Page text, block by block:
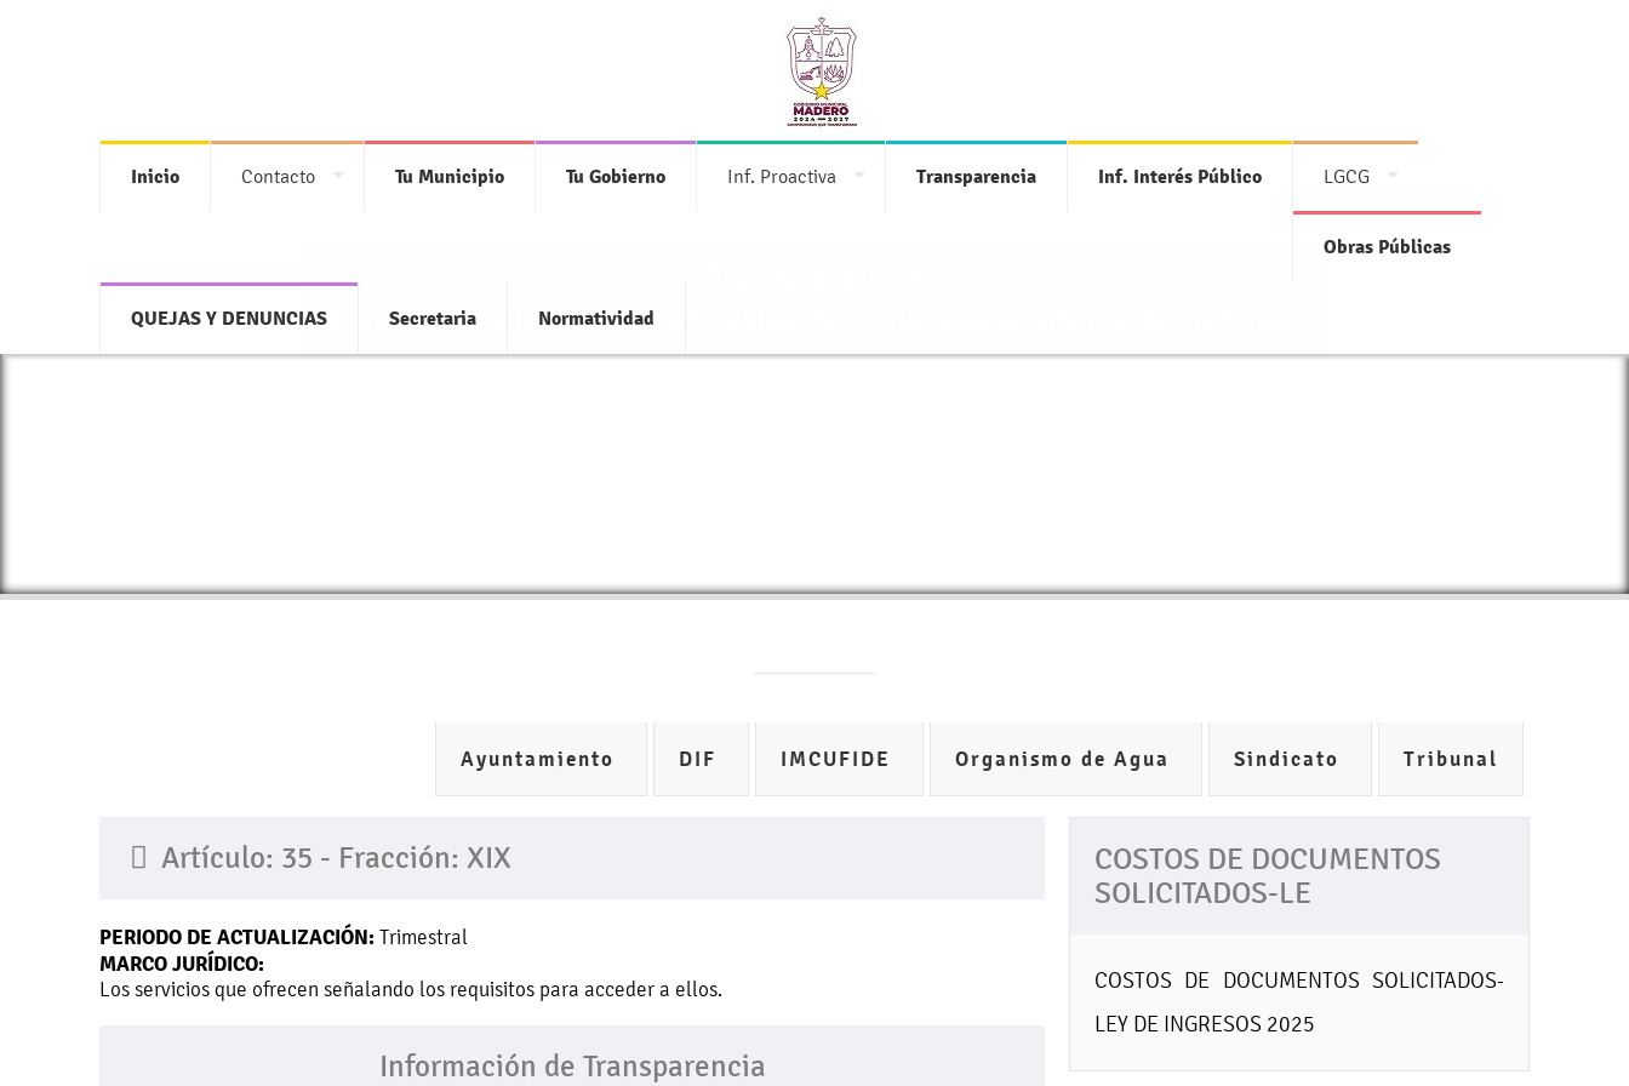
Inicio Contacto Tu Municipio Tu Gobierno Inf. Proactiva Transparencia Inf. Interés Público LGCG
Obras Públicas
QUEJAS Y DENUNCIAS Secretaria Normatividad
Accede a toda la información pública de oficio relacionada con tu municipio
Ayuntamiento DIF IMCUFIDE Organismo de Agua Sindicato Tribunal
Artículo: 35 - Fracción: XIX
PERIODO DE ACTUALIZACIÓN: Trimestral
MARCO JURÍDICO:
Los servicios que ofrecen señalando los requisitos para acceder a ellos.
Información de Transparencia
COSTOS DE DOCUMENTOS
SOLICITADOS-LE
COSTOS DE DOCUMENTOS SOLICITADOS-
LEY DE INGRESOS 2025